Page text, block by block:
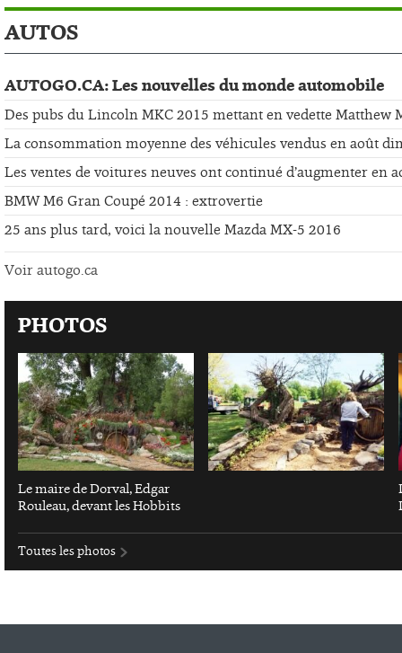
AUTOS
AUTOGO.CA: Les nouvelles du monde automobile
Des pubs du Lincoln MKC 2015 mettant en vedette Matthew
La consommation moyenne des véhicules vendus en août
Les ventes de voitures neuves ont continué d’augmenter en
BMW M6 Gran Coupé 2014 : extrovertie
25 ans plus tard, voici la nouvelle Mazda MX-5 2016
Voir autogo.ca
PHOTOS
Le maire de Dorval, Edgar
Rouleau, devant les Hobbits
Toutes les photos